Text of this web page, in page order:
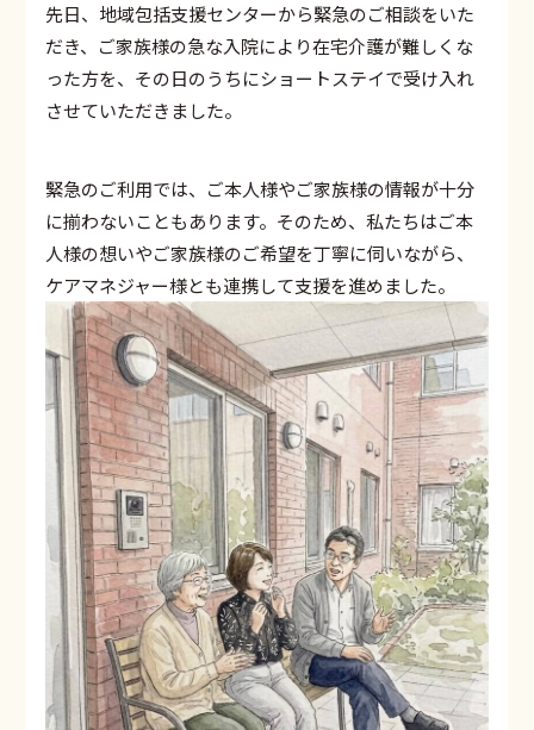
先日、地域包括支援センターから緊急のご相談をいた
だき、ご家族様の急な入院により在宅介護が難しくな
った方を、その日のうちにショートステイで受け入れ
させていただきました。
緊急のご利用では、ご本人様やご家族様の情報が十分
に揃わないこともあります。そのため、私たちはご本
人様の想いやご家族様のご希望を丁寧に伺いながら、
ケアマネジャー様とも連携して支援を進めました。